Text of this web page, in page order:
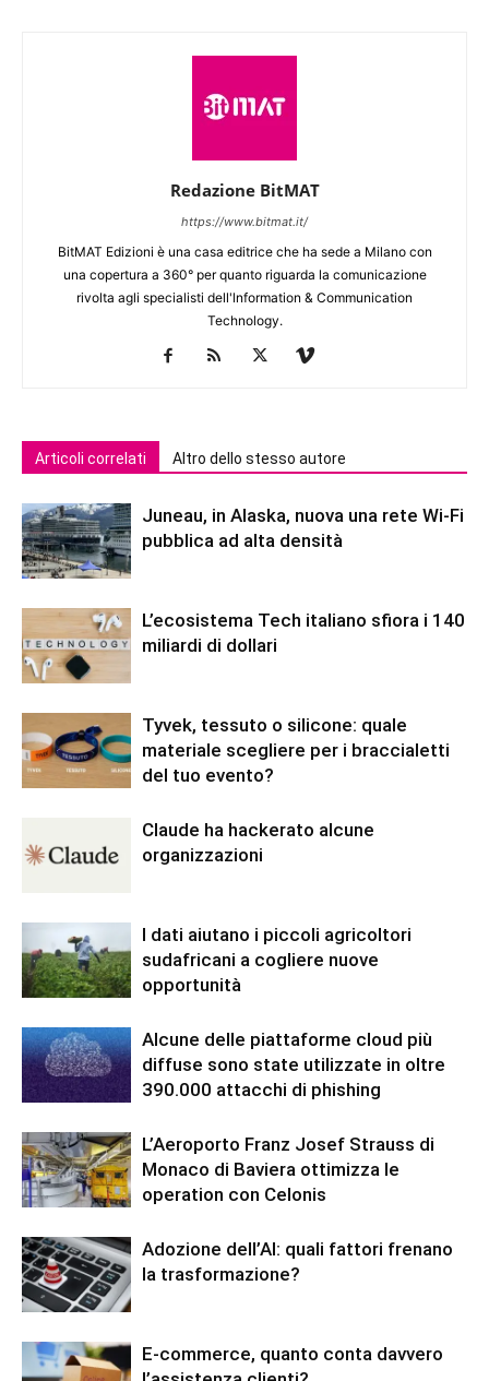
Redazione BitMAT
https://www.bitmat.it/
BitMAT Edizioni è una casa editrice che ha sede a Milano con
una copertura a 360° per quanto riguarda la comunicazione
rivolta agli specialisti dell'lnformation & Communication
Technology.
Articoli correlati Altro dello stesso autore
Juneau, in Alaska, nuova una rete Wi-Fi
pubblica ad alta densità
L’ecosistema Tech italiano sfiora i 140
miliardi di dollari
Tyvek, tessuto o silicone: quale
materiale scegliere per i braccialetti
del tuo evento?
Claude ha hackerato alcune
organizzazioni
I dati aiutano i piccoli agricoltori
sudafricani a cogliere nuove
opportunità
Alcune delle piattaforme cloud più
diffuse sono state utilizzate in oltre
390.000 attacchi di phishing
L’Aeroporto Franz Josef Strauss di
Monaco di Baviera ottimizza le
operation con Celonis
Adozione dell’AI: quali fattori frenano
la trasformazione?
E-commerce, quanto conta davvero